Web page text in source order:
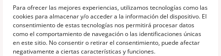
Para ofrecer las mejores experiencias, utilizamos tecnologías como las
cookies para almacenar y/o acceder a la información del dispositivo. El
consentimiento de estas tecnologías nos permitirá procesar datos
como el comportamiento de navegación o las identificaciones únicas
en este sitio. No consentir o retirar el consentimiento, puede afectar
negativamente a ciertas características y funciones.
pronto!